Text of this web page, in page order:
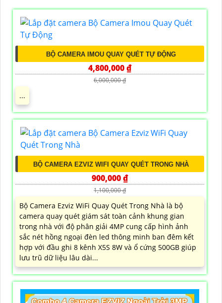
BỘ CAMERA IMOU QUAY QUÉT TỰ ĐỘNG
4,800,000 ₫
6,000,000 ₫
...
BỘ CAMERA EZVIZ WIFI QUAY QUÉT TRONG NHÀ
900,000 ₫
1,100,000 ₫
Bộ Camera Ezviz WiFi Quay Quét Trong Nhà là bộ
camera quay quét giám sát toàn cảnh khung gian
trong nhà với độ phân giải 4MP cung cấp hình ảnh
sắc nét hồng ngoại đèn led thông minh ban đêm kết
hợp với đầu ghi 8 kênh X5S 8W và ổ cứng 500GB giúp
lưu trũ dữ liệu lâu dài...